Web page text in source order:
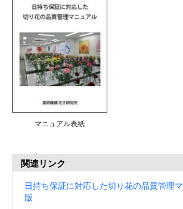
マニュアル表紙
関連リンク
日持ち保証に対応した切り花の品質管理
版